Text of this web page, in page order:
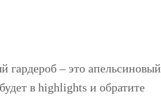
гардероб – это апельсиновый
в highlights и обратите